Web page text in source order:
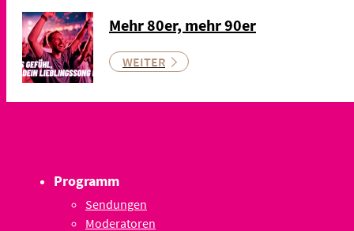
Mehr 80er, mehr 90er
WEITER
Programm
Sendungen
Moderatoren